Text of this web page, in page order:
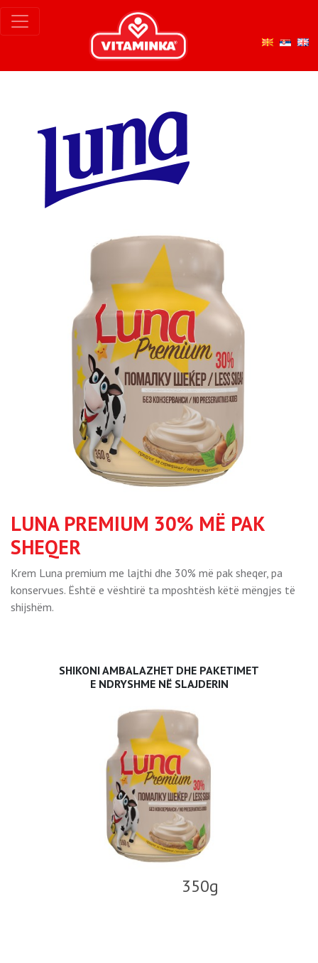
LUNA PREMIUM 30% MË PAK
SHEQER
Krem Luna premium me lajthi dhe 30% më pak sheqer, pa
konservues. Është e vështirë ta mposhtësh këtë mëngjes të
shijshëm.
SHIKONI AMBALAZHET DHE PAKETIMET
E NDRYSHME NË SLAJDERIN
350g